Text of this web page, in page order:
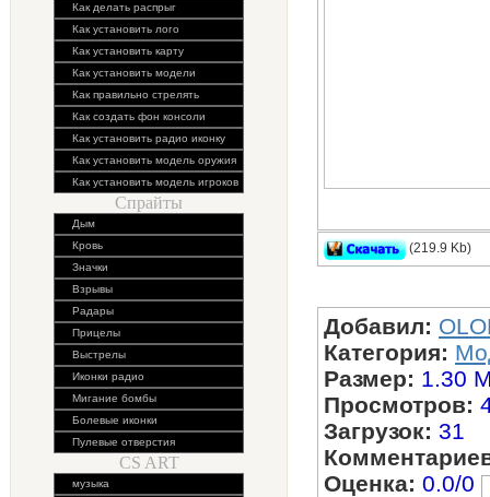
Как делать распрыг
Как установить лого
Как установить карту
Как установить модели
Как правильно стрелять
Как создать фон консоли
Как установить радио иконку
Как установить модель оружия
Как установить модель игроков
Спрайты
Дым
Кровь
Значки
Взрывы
Радары
Прицелы
Выстрелы
Иконки радио
Мигание бомбы
Болевые иконки
Пулевые отверстия
CS ART
музыка
(219.9 Kb)
Добавил:
Категория:
Размер: 1.30
Просмотров:
Загрузок: 31
Оценка: 0.0/0